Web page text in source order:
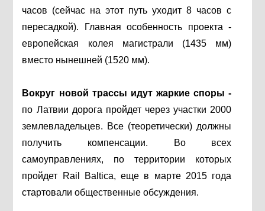
часов (сейчас на этот путь уходит 8 часов с
пересадкой). Главная особенность проекта -
европейская колея магистрали (1435 мм)
вместо нынешней (1520 мм).
Вокруг новой трассы идут жаркие споры -
по Латвии дорога пройдет через участки 2000
землевладельцев. Все (теоретически) должны
получить компенсации. Во всех
самоуправлениях, по территории которых
пройдет Rail Baltica, еще в марте 2015 года
стартовали общественные обсуждения.